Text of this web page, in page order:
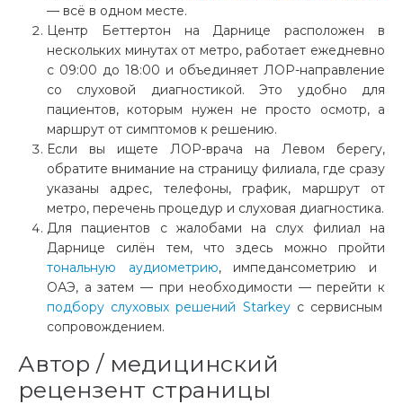
— всё в одном месте.
Центр Беттертон на Дарнице расположен в
нескольких минутах от метро, работает ежедневно
с 09:00 до 18:00 и объединяет ЛОР-направление
со слуховой диагностикой. Это удобно для
пациентов, которым нужен не просто осмотр, а
маршрут от симптомов к решению.
Если вы ищете ЛОР-врача на Левом берегу,
обратите внимание на страницу филиала, где сразу
указаны адрес, телефоны, график, маршрут от
метро, перечень процедур и слуховая диагностика.
Для пациентов с жалобами на слух филиал на
Дарнице силён тем, что здесь можно пройти
тональную аудиометрию, импедансометрию и
ОАЭ, а затем — при необходимости — перейти к
подбору слуховых решений Starkeyс сервисным
сопровождением.
Автор / медицинский
рецензент страницы